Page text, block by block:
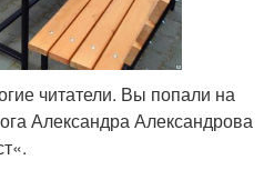
читатели. Вы попали на
Александра Александрова